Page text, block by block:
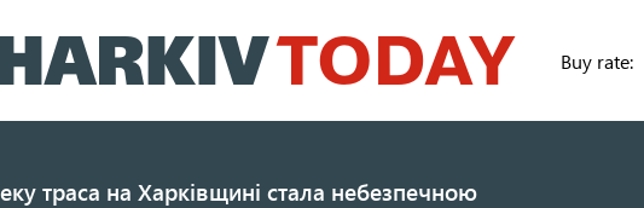
до
основного
Buy rate:
траса на Харківщині стала небезпечною